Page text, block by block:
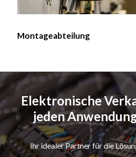
Montageabteilung
Elektronische
jeden
Ihr idealer Partner für die